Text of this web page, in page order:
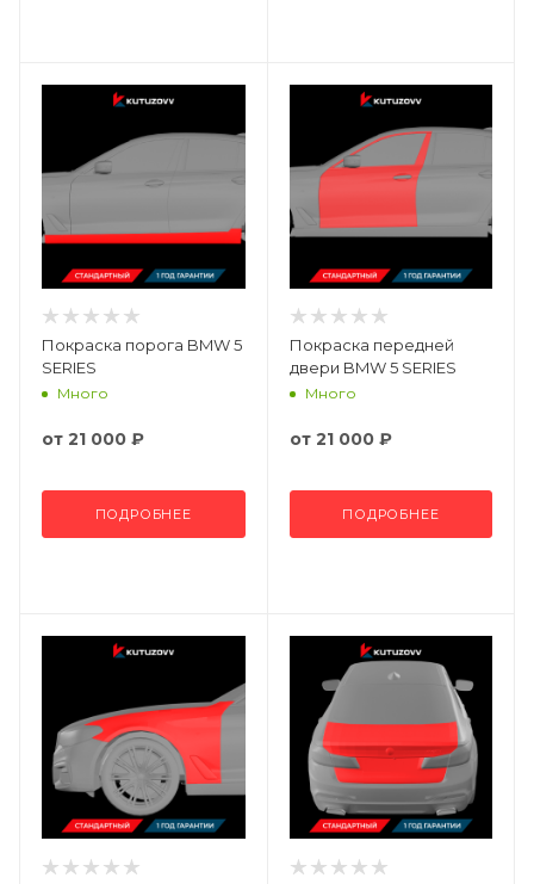
Покраска порога BMW 5
SERIES
Много
от 21 000 ₽
ПОДРОБНЕЕ
Покраска передней
двери BMW 5 SERIES
Много
от 21 000 ₽
ПОДРОБНЕЕ